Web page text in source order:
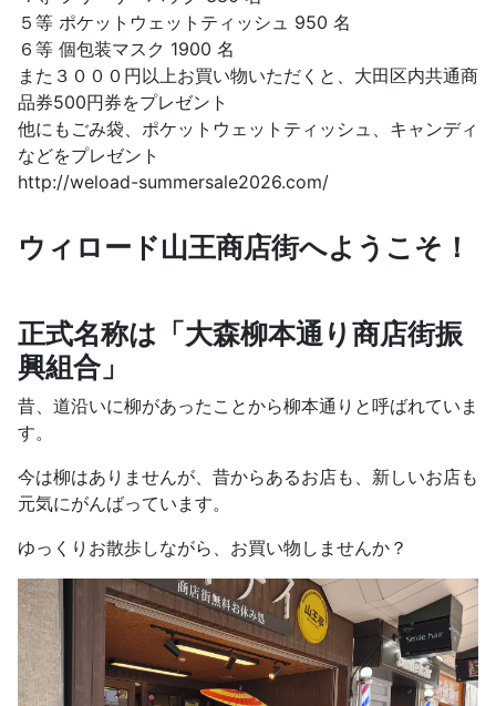
５等 ポケットウェットティッシュ 950 名
６等 個包装マスク 1900 名
また３０００円以上お買い物いただくと、大田区内共通商
品券500円券をプレゼント
他にもごみ袋、ポケットウェットティッシュ、キャンディ
などをプレゼント
http://weload-summersale2026.com/
ウィロード山王商店街へようこそ！
正式名称は「大森柳本通り商店街振
興組合」
昔、道沿いに柳があったことから柳本通りと呼ばれていま
す。
今は柳はありませんが、昔からあるお店も、新しいお店も
元気にがんばっています。
ゆっくりお散歩しながら、お買い物しませんか？